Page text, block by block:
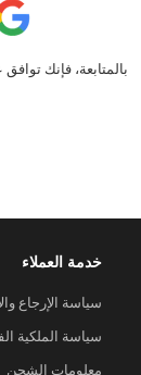
بالمتابعة، فإنك
خدمة العملاء
سياسة الإرجاع
سياسة الملكية
معلومات الشحن